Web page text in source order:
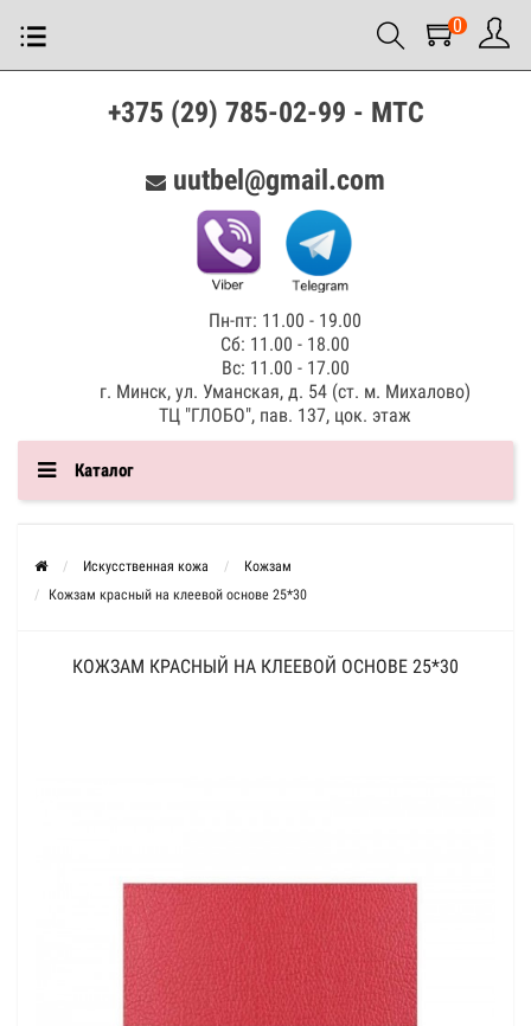
0
+375 (29) 785-02-99 - МТС
uutbel@gmail.com
Пн-пт: 11.00 - 19.00
Сб: 11.00 - 18.00
Вс: 11.00 - 17.00
г. Минск, ул. Уманская, д. 54 (ст. м. Михалово)
ТЦ "ГЛОБО", пав. 137, цок. этаж
Каталог
Искусственная кожа
Кожзам
Кожзам красный на клеевой основе 25*30
КОЖЗАМ КРАСНЫЙ НА КЛЕЕВОЙ ОСНОВЕ 25*30